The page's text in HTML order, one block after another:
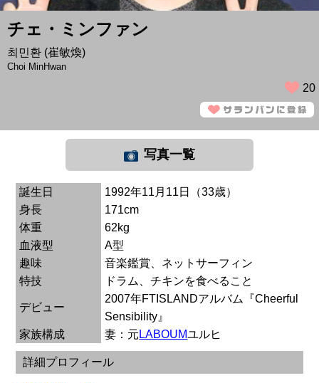
チェ・ミンファン
최민환 (崔敏煥)
Choi MinHwan
20
写真一覧
誕生日
1992年11月11日（33歳）
身長
171cm
体重
62kg
血液型
A型
趣味
音楽鑑賞、ネットサーフィン
特技
ドラム、チキンを食べること
デビュー
2007年FTISLANDアルバム『Cheerful
Sensibility』
家族構成
妻：元 LABOUMユルヒ
詳細プロフィール